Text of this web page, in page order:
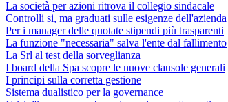
La società per azioni ritrova il collegio sindacale
Controlli si, ma graduati sulle esigenze dell'azienda
Per i manager delle quotate stipendi più trasparenti
La funzione "necessaria" salva l'ente dal fallimento
La Srl al test della sorveglianza
I board della Spa scopre le nuove clausole generali
I principi sulla corretta gestione
Sistema dualistico per la governance